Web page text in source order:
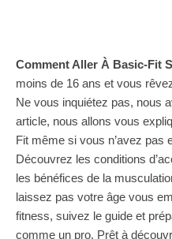
Comment Aller À Basic-Fit
moins de 16 ans et vous
Ne vous inquiétez pas, nous
article, nous allons vous
Fit même si vous n’avez pas
Découvrez les conditions
les bénéfices de la
laissez pas votre âge vous
fitness, suivez le guide et
comme un pro. Prêt à